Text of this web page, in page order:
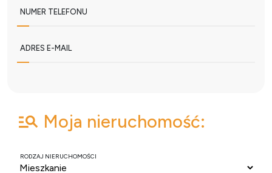
NUMER TELEFONU
ADRES E-MAIL
Moja nieruchomość:
RODZAJ NIERUCHOMOŚCI